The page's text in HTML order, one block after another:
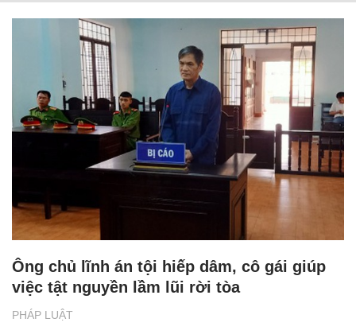
PHÁP LUẬT
Ông chủ lĩnh án tội hiếp dâm, cô gái giúp
việc tật nguyền lầm lũi rời tòa